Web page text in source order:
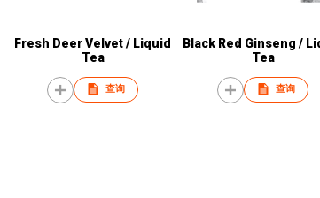
Fresh Deer Velvet / Liquid
Tea
查询
Black Red Ginseng /
Tea
查询